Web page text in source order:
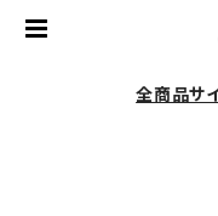
全商品サ